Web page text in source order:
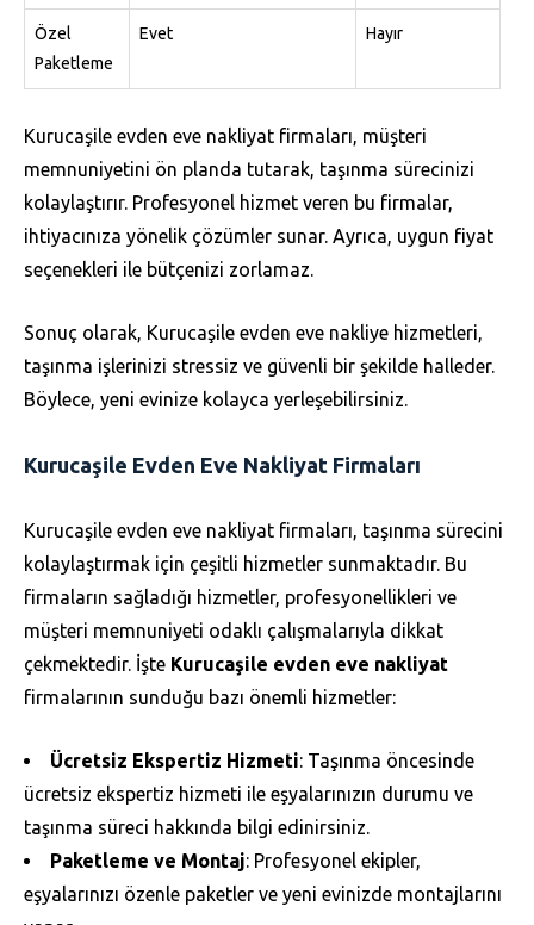
Özel
Paketleme
Evet Hayır
Kurucaşile evden eve nakliyat firmaları, müşteri
memnuniyetini ön planda tutarak, taşınma sürecinizi
kolaylaştırır. Profesyonel hizmet veren bu firmalar,
ihtiyacınıza yönelik çözümler sunar. Ayrıca, uygun fiyat
seçenekleri ile bütçenizi zorlamaz.
Sonuç olarak, Kurucaşile evden eve nakliye hizmetleri,
taşınma işlerinizi stressiz ve güvenli bir şekilde halleder.
Böylece, yeni evinize kolayca yerleşebilirsiniz.
Kurucaşile Evden Eve Nakliyat Firmaları
Kurucaşile evden eve nakliyat firmaları, taşınma sürecini
kolaylaştırmak için çeşitli hizmetler sunmaktadır. Bu
firmaların sağladığı hizmetler, profesyonellikleri ve
müşteri memnuniyeti odaklı çalışmalarıyla dikkat
çekmektedir. İşte Kurucaşile evden eve nakliyat
firmalarının sunduğu bazı önemli hizmetler:
Ücretsiz Ekspertiz Hizmeti: Taşınma öncesinde
ücretsiz ekspertiz hizmeti ile eşyalarınızın durumu ve
taşınma süreci hakkında bilgi edinirsiniz.
Paketleme ve Montaj: Profesyonel ekipler,
eşyalarınızı özenle paketler ve yeni evinizde montajlarını